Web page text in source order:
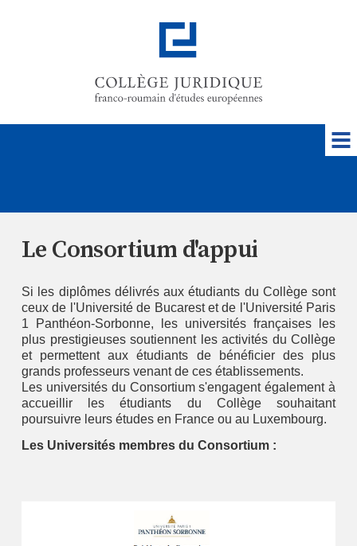
Le Consortium d'appui
Si les diplômes délivrés aux étudiants du Collège sont
ceux de l'Université de Bucarest et de l'Université Paris
1 Panthéon-Sorbonne, les universités françaises les
plus prestigieuses soutiennent les activités du Collège
et permettent aux étudiants de bénéficier des plus
grands professeurs venant de ces établissements.
Les universités du Consortium s'engagent également à
accueillir les étudiants du Collège souhaitant
poursuivre leurs études en France ou au Luxembourg.
Les Universités membres du Consortium :